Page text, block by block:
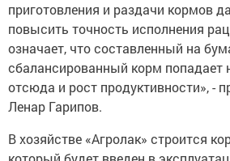
приготовления и раздачи кормов
повысить точность исполнения
означает, что составленный на
сбалансированный корм попадает
отсюда и рост продуктивности», -
Ленар Гарипов.
В хозяйстве «Агролак» строится